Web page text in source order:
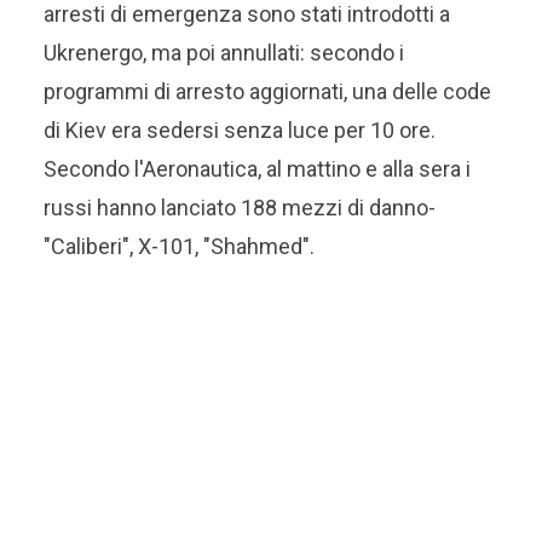
arresti di emergenza sono stati introdotti a
Ukrenergo, ma poi annullati: secondo i
programmi di arresto aggiornati, una delle code
di Kiev era sedersi senza luce per 10 ore.
Secondo l'Aeronautica, al mattino e alla sera i
russi hanno lanciato 188 mezzi di danno-
"Caliberi", X-101, "Shahmed".